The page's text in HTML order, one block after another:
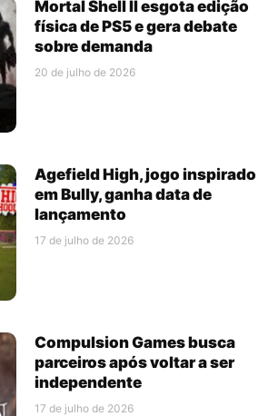
Mortal Shell II esgota edição
física de PS5 e gera debate
sobre demanda
20 de julho de 2026
Agefield High, jogo inspirado
em Bully, ganha data de
lançamento
17 de julho de 2026
Compulsion Games busca
parceiros após voltar a ser
independente
17 de julho de 2026